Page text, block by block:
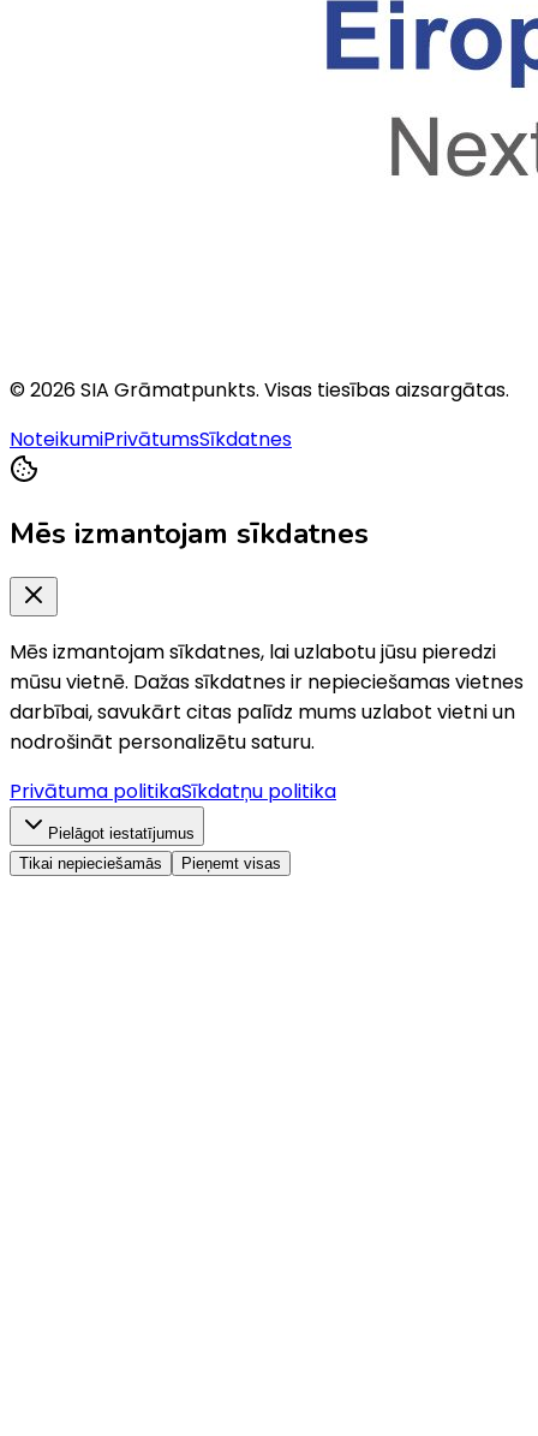
©2026SIA Grāmatpunkts. Visas tiesības aizsargātas.
NoteikumiPrivātumsSīkdatnes
Mēs izmantojam sīkdatnes
Mēs izmantojam sīkdatnes, lai uzlabotu jūsu pieredzi
mūsu vietnē. Dažas sīkdatnes ir nepieciešamas vietnes
darbībai, savukārt citas palīdz mums uzlabot vietni un
nodrošināt personalizētu saturu.
Privātuma politikaSīkdatņu politika
Pielāgot iestatījumus
Tikai nepieciešamās
Pieņemt visas